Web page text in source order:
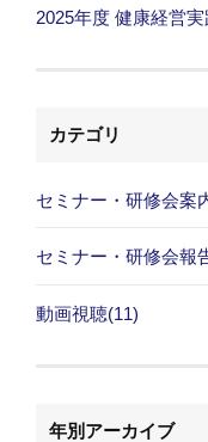
2025年度 健康経営
カテゴリ
セミナー・研修会案
セミナー・研修会報
動画視聴(11)
年別アーカイブ